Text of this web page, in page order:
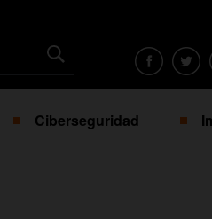
Ciberseguridad